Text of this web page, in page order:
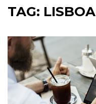
TAG: LISBOA